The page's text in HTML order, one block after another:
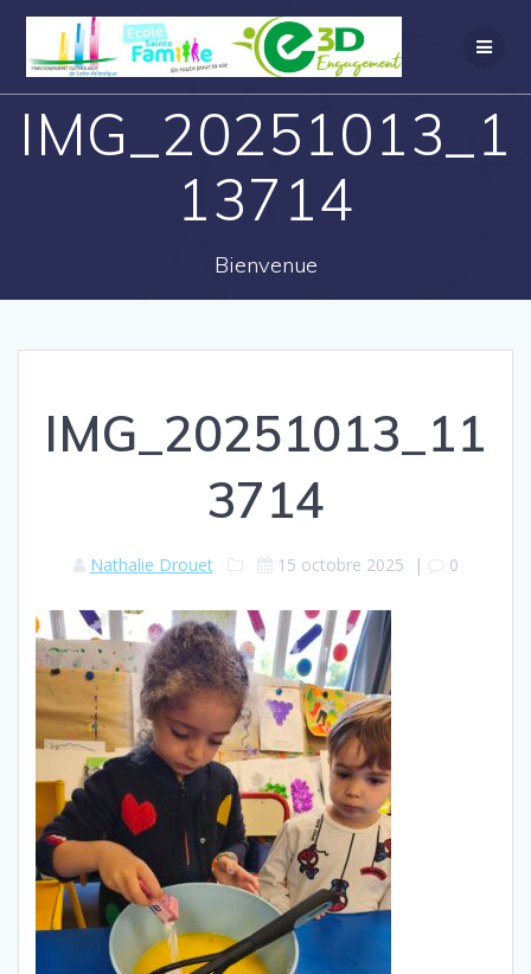
IMG_20251013_1
13714
Bienvenue
IMG_20251013_11
3714
Nathalie Drouet 15 octobre 2025 | 0